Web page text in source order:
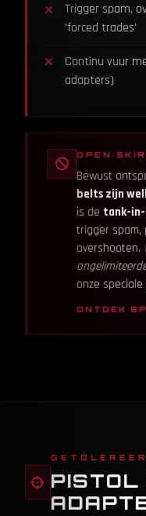
Trigger spam,
'forced trades'
Continu vuur
adapters)
OPEN
Bewust
belts zijn
is de tank-in-
trigger spam,
overshooten.
onze speciale
ONTDEK
PISTOL